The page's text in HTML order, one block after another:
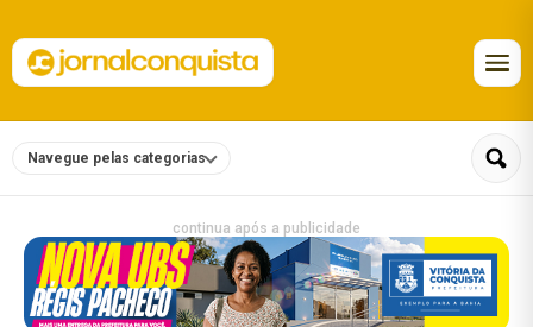
Navegue pelas categorias
continua após a publicidade